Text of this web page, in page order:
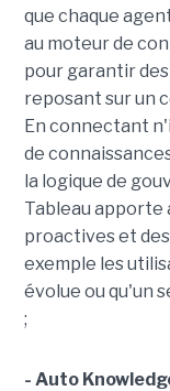
que chaque
au moteur de
pour garantir
reposant sur un
En connectant
de
la logique de
Tableau apporte
proactives et
exemple les
évolue ou qu'un
;
- Auto